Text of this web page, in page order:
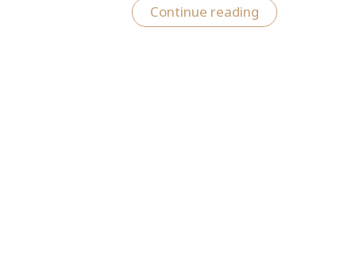
Continue reading“Χωρίς
συνωστισμό: